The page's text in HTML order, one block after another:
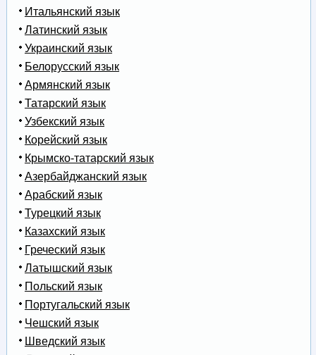
Итальянский язык
Латинский язык
Украинский язык
Белорусский язык
Армянский язык
Татарский язык
Узбекский язык
Корейский язык
Крымско-татарский язык
Азербайджанский язык
Арабский язык
Турецкий язык
Казахский язык
Греческий язык
Латышский язык
Польский язык
Португальский язык
Чешский язык
Шведский язык